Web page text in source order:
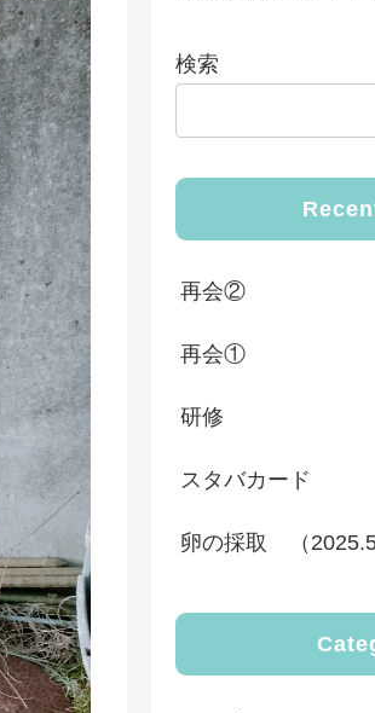
検索
再会②
再会①
研修
スタバカード
卵の採取 （